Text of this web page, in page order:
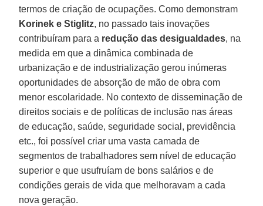
termos de criação de ocupações. Como demonstram
Korinek e Stiglitz, no passado tais inovações
contribuíram para a redução das desigualdades, na
medida em que a dinâmica combinada de
urbanização e de industrialização gerou inúmeras
oportunidades de absorção de mão de obra com
menor escolaridade. No contexto de disseminação de
direitos sociais e de políticas de inclusão nas áreas
de educação, saúde, seguridade social, previdência
etc., foi possível criar uma vasta camada de
segmentos de trabalhadores sem nível de educação
superior e que usufruíam de bons salários e de
condições gerais de vida que melhoravam a cada
nova geração.